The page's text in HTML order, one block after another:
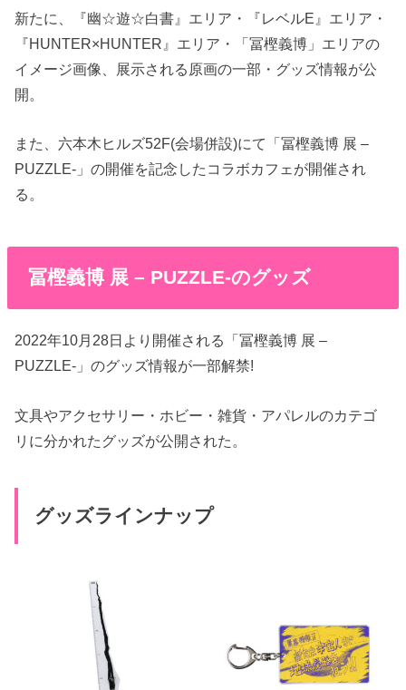
新たに、『幽☆遊☆白書』エリア・『レベルE』エリア・
『HUNTER×HUNTER』エリア・「冨樫義博」エリアの
イメージ画像、展示される原画の一部・グッズ情報が公
開。
また、六本木ヒルズ52F(会場併設)にて「冨樫義博 展 –
PUZZLE-」の開催を記念したコラボカフェが開催され
る。
冨樫義博 展 – PUZZLE-のグッズ
2022年10月28日より開催される「冨樫義博 展 –
PUZZLE-」のグッズ情報が一部解禁!
文具やアクセサリー・ホビー・雑貨・アパレルのカテゴ
リに分かれたグッズが公開された。
グッズラインナップ